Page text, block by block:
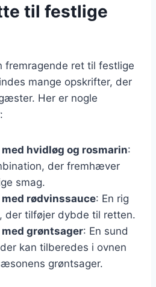
til festlige
fremragende ret til festlige
mange opskrifter, der
Her er nogle
hvidløg og rosmarin:
der fremhæver
smag.
rødvinssauce: En rig
der tilføjer dybde til retten.
grøntsager: En sund
kan tilberedes i ovnen
grøntsager.